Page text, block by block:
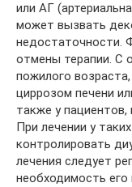
или АГ
может вызвать
недостаточности.
отмены терапии. С
пожилого
циррозом печени
также у
При лечении у
контролировать
лечения следует
необходимость его